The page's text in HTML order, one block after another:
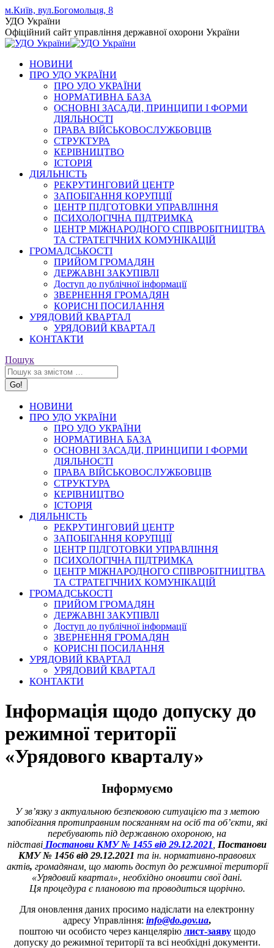
Skip
to
content
м.Київ, вул.Богомольця, 8
Facebook
page
opens
new
window
YouTube
page
opens
new
window
Instagram
page
opens
new
window
УДО України
Офіційний сайт управління державної охорони України
НОВИНИ
ПРО УДО УКРАЇНИ
ПРО УДО УКРАЇНИ
НОРМАТИВНА БАЗА
ОСНОВНІ ЗАСАДИ, ПРИНЦИПИ І ФОРМИ
ДІЯЛЬНОСТІ
ПРАВА ВІЙСЬКОВОСЛУЖБОВЦІВ
СТРУКТУРА
КЕРІВНИЦТВО
ІСТОРІЯ
ДІЯЛЬНІСТЬ
РЕКРУТИНГОВИЙ ЦЕНТР
ЗАПОБІГАННЯ КОРУПЦІЇ
ЦЕНТР ПІДГОТОВКИ УПРАВЛІННЯ
ПСИХОЛОГІЧНА ПІДТРИМКА
ЦЕНТР МІЖНАРОДНОГО СПІВРОБІТНИЦТВА
ТА СТРАТЕГІЧНИХ КОМУНІКАЦІЙ
ГРОМАДСЬКОСТІ
ПРИЙОМ ГРОМАДЯН
ДЕРЖАВНІ ЗАКУПІВЛІ
Доступ до публічної інформації
ЗВЕРНЕННЯ ГРОМАДЯН
КОРИСНІ ПОСИЛАННЯ
УРЯДОВИЙ КВАРТАЛ
УРЯДОВИЙ КВАРТАЛ
КОНТАКТИ
Search:
Пошук
НОВИНИ
ПРО УДО УКРАЇНИ
ПРО УДО УКРАЇНИ
НОРМАТИВНА БАЗА
ОСНОВНІ ЗАСАДИ, ПРИНЦИПИ І ФОРМИ
ДІЯЛЬНОСТІ
ПРАВА ВІЙСЬКОВОСЛУЖБОВЦІВ
СТРУКТУРА
КЕРІВНИЦТВО
ІСТОРІЯ
ДІЯЛЬНІСТЬ
РЕКРУТИНГОВИЙ ЦЕНТР
ЗАПОБІГАННЯ КОРУПЦІЇ
ЦЕНТР ПІДГОТОВКИ УПРАВЛІННЯ
ПСИХОЛОГІЧНА ПІДТРИМКА
ЦЕНТР МІЖНАРОДНОГО СПІВРОБІТНИЦТВА
ТА СТРАТЕГІЧНИХ КОМУНІКАЦІЙ
ГРОМАДСЬКОСТІ
ПРИЙОМ ГРОМАДЯН
ДЕРЖАВНІ ЗАКУПІВЛІ
Доступ до публічної інформації
ЗВЕРНЕННЯ ГРОМАДЯН
КОРИСНІ ПОСИЛАННЯ
УРЯДОВИЙ КВАРТАЛ
УРЯДОВИЙ КВАРТАЛ
КОНТАКТИ
Інформація щодо допуску до
режимної території
«Урядового кварталу»
Інформуємо
У зв’язку з актуальною безпековою ситуацією та з метою
запобігання протиправним посяганням на осіб та об’єкти, які
перебувають під державною охороною, на
підставі Постанови КМУ № 1455 від 29.12.2021 Постанови
КМУ № 1456 від 29.12.2021 та ін. нормативно-правових
актів, громадянам, що мають доступ до режимної території
«Урядовий квартал», необхідно оновити свої дані.
Ця процедура є плановою та проводиться щорічно.
Для оновлення даних просимо надіслати на електронну
адресу Управління: info@do.gov.ua,
поштою чи особисто через канцелярію лист-заяву щодо
допуску до режимної території та всі необхідні документи.